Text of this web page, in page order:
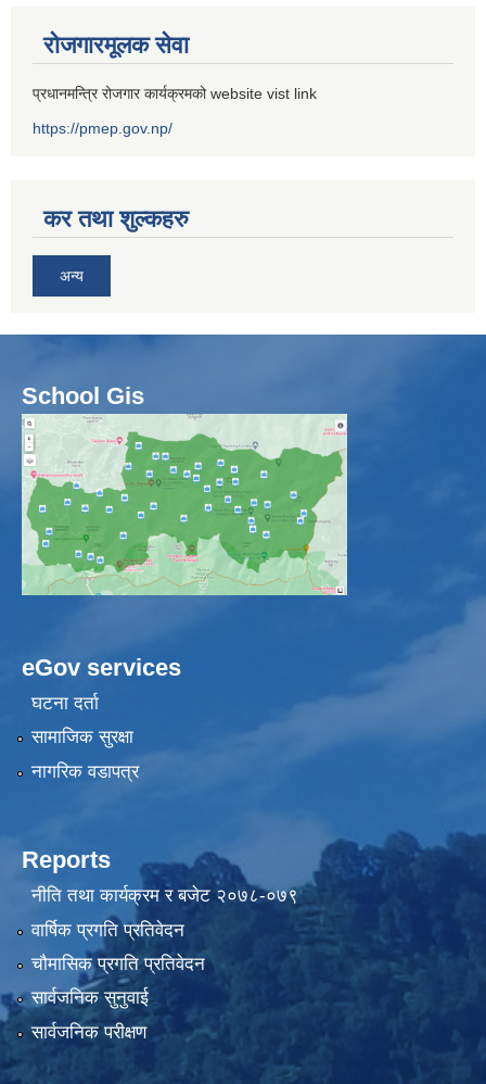
रोजगारमूलक सेवा
प्रधानमन्त्रि रोजगार कार्यक्रमको website vist link
https://pmep.gov.np/
कर तथा शुल्कहरु
अन्य
School Gis
eGov services
घटना दर्ता
सामाजिक सुरक्षा
नागरिक वडापत्र
Reports
नीति तथा कार्यक्रम र बजेट २०७८-०७९
वार्षिक प्रगति प्रतिवेदन
चौमासिक प्रगति प्रतिवेदन
सार्वजनिक सुनुवाई
सार्वजनिक परीक्षण